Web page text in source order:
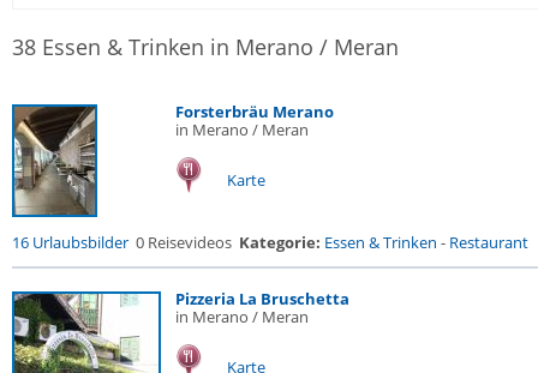
38 Essen & Trinken in Merano / Meran
Forsterbräu Merano
in Merano / Meran
Karte
16 Urlaubsbilder 0 Reisevideos Kategorie: Essen & Trinken - Restaurant
Pizzeria La Bruschetta
in Merano / Meran
Karte